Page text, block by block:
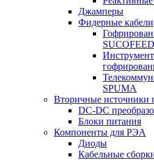
Джамперы
Фидерные кабели
SUCOFEED
SPUMA
Вторичные источники
DC-DC
Блоки питания
Компоненты для РЭА
Диоды
Кабельные